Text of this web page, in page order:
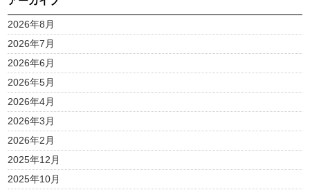
2026年8月
2026年7月
2026年6月
2026年5月
2026年4月
2026年3月
2026年2月
2025年12月
2025年10月